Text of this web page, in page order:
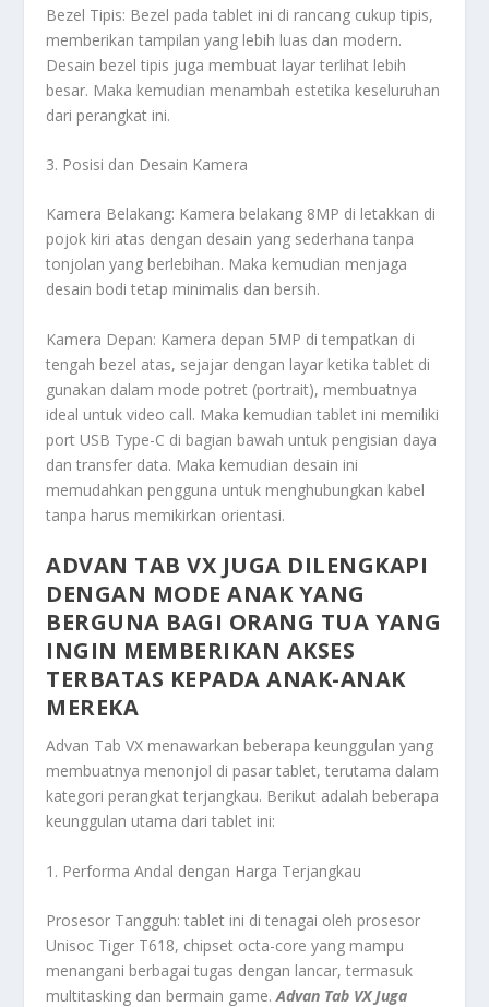
Bezel Tipis: Bezel pada tablet ini di rancang cukup tipis,
memberikan tampilan yang lebih luas dan modern.
Desain bezel tipis juga membuat layar terlihat lebih
besar. Maka kemudian menambah estetika keseluruhan
dari perangkat ini.
3. Posisi dan Desain Kamera
Kamera Belakang: Kamera belakang 8MP di letakkan di
pojok kiri atas dengan desain yang sederhana tanpa
tonjolan yang berlebihan. Maka kemudian menjaga
desain bodi tetap minimalis dan bersih.
Kamera Depan: Kamera depan 5MP di tempatkan di
tengah bezel atas, sejajar dengan layar ketika tablet di
gunakan dalam mode potret (portrait), membuatnya
ideal untuk video call. Maka kemudian tablet ini memiliki
port USB Type-C di bagian bawah untuk pengisian daya
dan transfer data. Maka kemudian desain ini
memudahkan pengguna untuk menghubungkan kabel
tanpa harus memikirkan orientasi.
ADVAN TAB VX JUGA DILENGKAPI
DENGAN MODE ANAK YANG
BERGUNA BAGI ORANG TUA YANG
INGIN MEMBERIKAN AKSES
TERBATAS KEPADA ANAK-ANAK
MEREKA
Advan Tab VX menawarkan beberapa keunggulan yang
membuatnya menonjol di pasar tablet, terutama dalam
kategori perangkat terjangkau. Berikut adalah beberapa
keunggulan utama dari tablet ini:
1. Performa Andal dengan Harga Terjangkau
Prosesor Tangguh: tablet ini di tenagai oleh prosesor
Unisoc Tiger T618, chipset octa-core yang mampu
menangani berbagai tugas dengan lancar, termasuk
multitasking dan bermain game.Advan Tab VX Juga